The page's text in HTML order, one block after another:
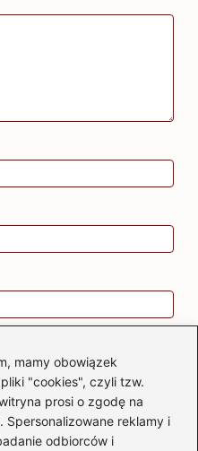
mamy obowiązek
"cookies", czyli tzw.
prosi o zgodę na
reklamy i
odbiorców i
komentarzy.